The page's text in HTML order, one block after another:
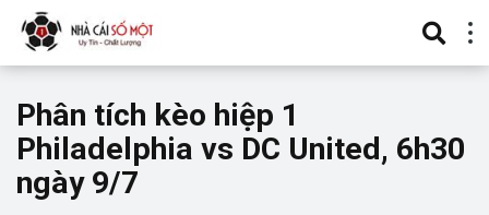
Phân tích kèo hiệp 1
Philadelphia vs DC United, 6h30
ngày 9/7